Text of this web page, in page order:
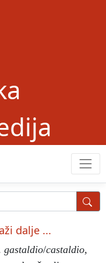
dalje ...
gastaldio/castaldio,